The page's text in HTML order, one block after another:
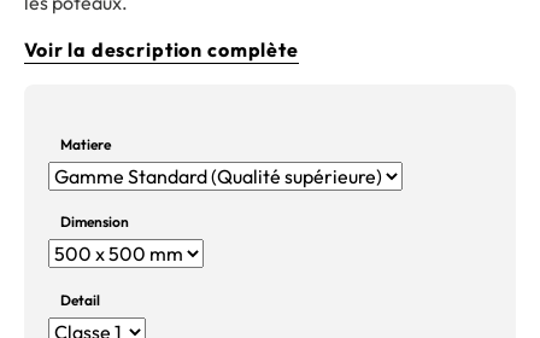
Voir la description complète
Matiere
Dimension
Detail